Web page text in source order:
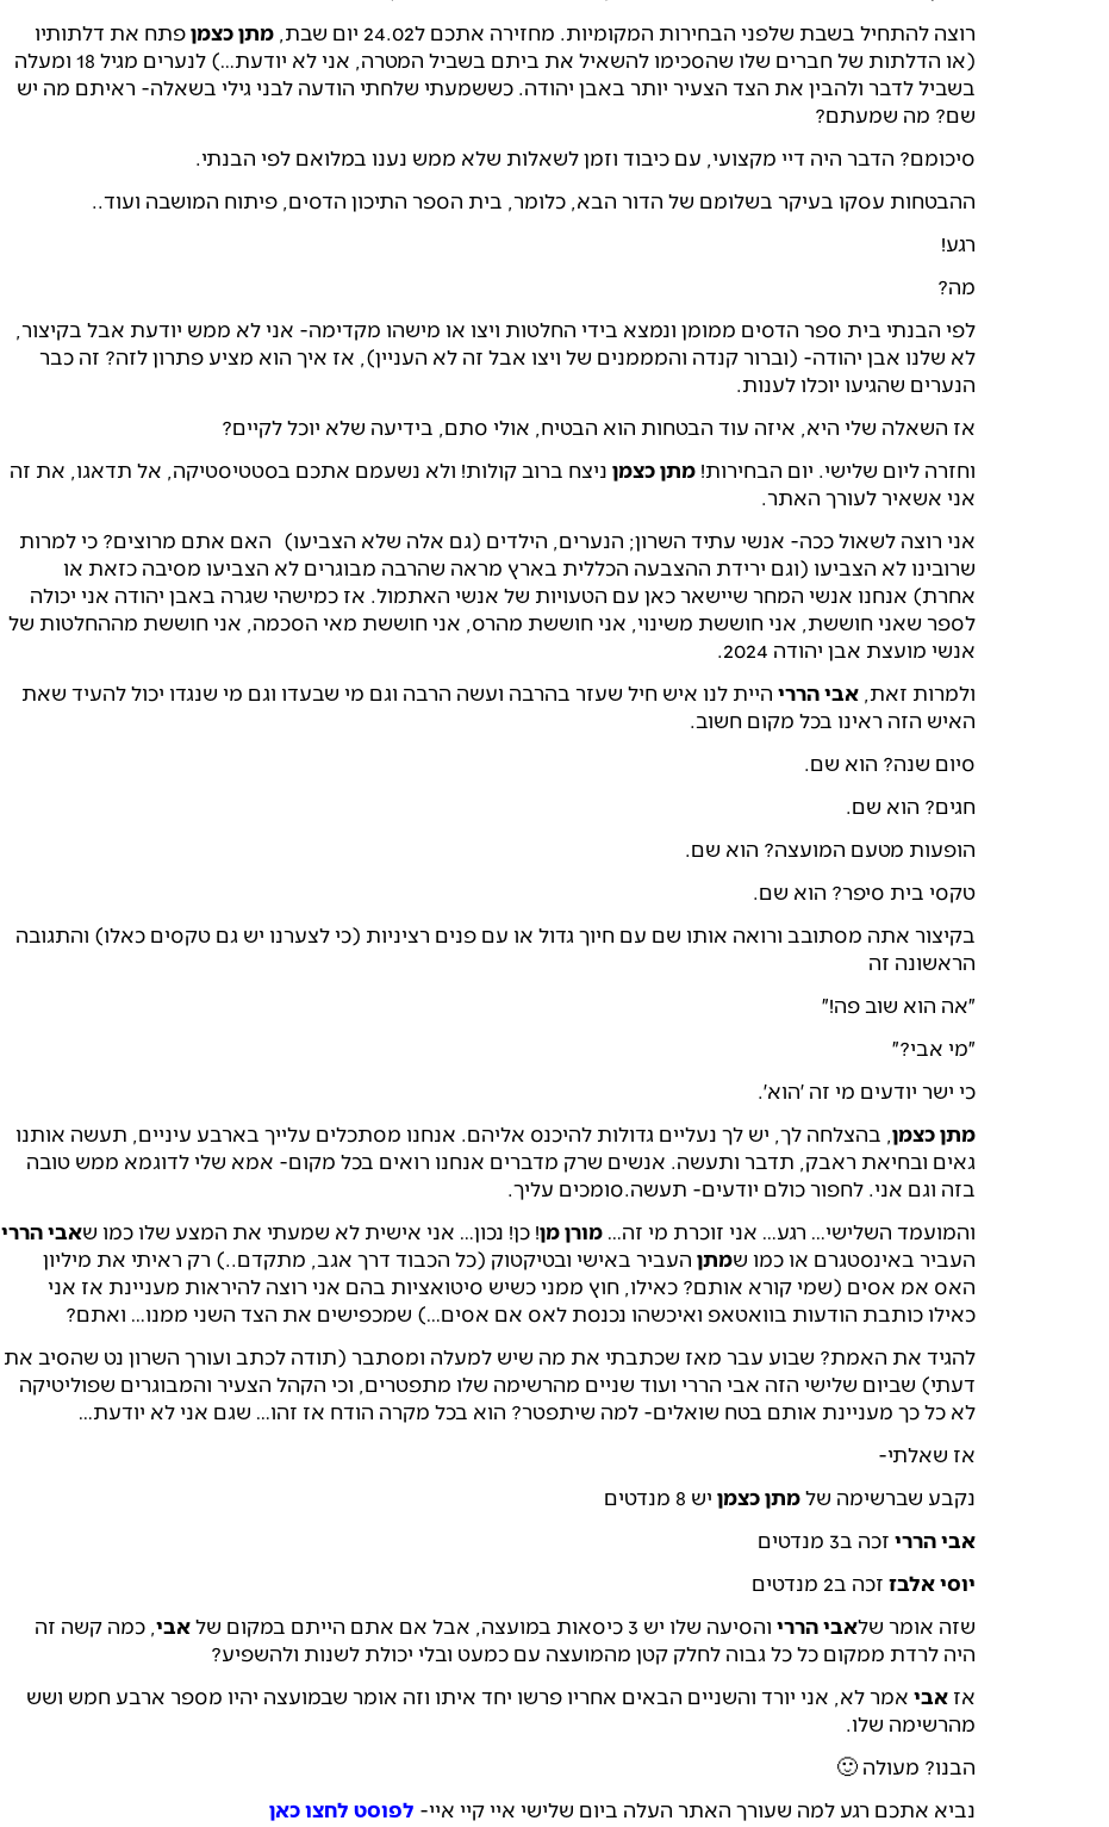
רוצה להתחיל בשבת שלפני הבחירות המקומיות. מחזירה אתכם ל24.02 יום שבת,
מתן כצמןפתח את דלתותיו
(או הדלתות של חברים שלו שהסכימו להשאיל את ביתם בשביל המטרה, אני לא יודעת…) לנערים מגיל 18 ומעלה
בשביל לדבר ולהבין את הצד הצעיר יותר באבן יהודה. כששמעתי שלחתי הודעה לבני גילי בשאלה- ראיתם מה יש
שם? מה שמעתם?
סיכומם? הדבר היה דיי מקצועי, עם כיבוד וזמן לשאלות שלא ממש נענו במלואם לפי הבנתי.
ההבטחות עסקו בעיקר בשלומם של הדור הבא, כלומר, בית הספר התיכון הדסים, פיתוח המושבה ועוד..
רגע!
מה?
לפי הבנתי בית ספר הדסים ממומן ונמצא בידי החלטות ויצו או מישהו מקדימה- אני לא ממש יודעת אבל בקיצור,
לא שלנו אבן יהודה- (וברור קנדה והמממנים של ויצו אבל זה לא העניין), אז איך הוא מציע פתרון לזה? זה כבר
הנערים שהגיעו יוכלו לענות.
אז השאלה שלי היא, איזה עוד הבטחות הוא הבטיח, אולי סתם, בידיעה שלא יוכל לקיים?
וחזרה ליום שלישי. יום הבחירות! מתן כצמן ניצח ברוב קולות! ולא נשעמם אתכם בסטטיסטיקה, אל תדאגו, את זה
אני אשאיר לעורך האתר.
אני רוצה לשאול ככה- אנשי עתיד השרון; הנערים, הילדים (גם אלה שלא הצביעו) האם אתם מרוצים? כי למרות
שרובינו לא הצביעו (וגם ירידת ההצבעה הכללית בארץ מראה שהרבה מבוגרים לא הצביעו מסיבה כזאת או
אחרת) אנחנו אנשי המחר שיישאר כאן עם הטעויות של אנשי האתמול. אז כמישהי שגרה באבן יהודה אני יכולה
לספר שאני חוששת, אני חוששת משינוי, אני חוששת מהרס, אני חוששת מאי הסכמה, אני חוששת מההחלטות של
אנשי מועצת אבן יהודה 2024.
ולמרות זאת, אבי הררי היית לנו איש חיל שעזר בהרבה ועשה הרבה וגם מי שבעדו וגם מי שנגדו יכול להעיד שאת
האיש הזה ראינו בכל מקום חשוב.
סיום שנה? הוא שם.
חגים? הוא שם.
הופעות מטעם המועצה? הוא שם.
טקסי בית סיפר? הוא שם.
בקיצור אתה מסתובב ורואה אותו שם עם חיוך גדול או עם פנים רציניות (כי לצערנו יש גם טקסים כאלו) והתגובה
הראשונה זה
״אה הוא שוב פה!״
״מי אבי?״
כי ישר יודעים מי זה ׳הוא׳.
מתן כצמן , בהצלחה לך, יש לך נעליים גדולות להיכנס אליהם. אנחנו מסתכלים עלייך בארבע עיניים, תעשה אותנו
גאים ובחיאת ראבק, תדבר ותעשה. אנשים שרק מדברים אנחנו רואים בכל מקום- אמא שלי לדוגמא ממש טובה
בזה וגם אני. לחפור כולם יודעים- תעשה.סומכים עליך.
והמועמד השלישי… רגע… אני זוכרת מי זה… מורן מן! כן! נכון… אני אישית לא שמעתי את המצע שלו כמו שאביהררי
העביר באינסטגרם או כמו שמתן העביר באישי ובטיקטוק (כל הכבוד דרך אגב, מתקדם..) רק ראיתי את מיליון
האס אמ אסים (שמי קורא אותם? כאילו, חוץ ממני כשיש סיטואציות בהם אני רוצה להיראות מעניינת אז אני
כאילו כותבת הודעות בוואטאפ ואיכשהו נכנסת לאס אם אסים…) שמכפישים את הצד השני ממנו… ואתם?
להגיד את האמת? שבוע עבר מאז שכתבתי את מה שיש למעלה ומסתבר (תודה לכתב ועורך השרון נט שהסיב את
דעתי) שביום שלישי הזה אבי הררי ועוד שניים מהרשימה שלו מתפטרים, וכי הקהל הצעיר והמבוגרים שפוליטיקה
לא כל כך מעניינת אותם בטח שואלים- למה שיתפטר? הוא בכל מקרה הודח אז זהו… שגם אני לא יודעת…
אז שאלתי-
נקבע שברשימה שלמתן כצמן יש 8 מנדטים
אבי הררי זכה ב3 מנדטים
יוסי אלבז זכה ב2 מנדטים
שזה אומר שלאבי הררי והסיעה שלו יש 3 כיסאות במועצה, אבל אם אתם הייתם במקום של אבי , כמה קשה זה
היה לרדת ממקום כל כל גבוה לחלק קטן מהמועצה עם כמעט ובלי יכולת לשנות ולהשפיע?
אז אבי אמר לא, אני יורד והשניים הבאים אחריו פרשו יחד איתו וזה אומר שבמועצה יהיו מספר ארבע חמש ושש
מהרשימה שלו.
הבנו? מעולה 🙂
נביא אתכם רגע למה שעורך האתר העלה ביום שלישי איי קיי איי- לפוסט לחצו כאן